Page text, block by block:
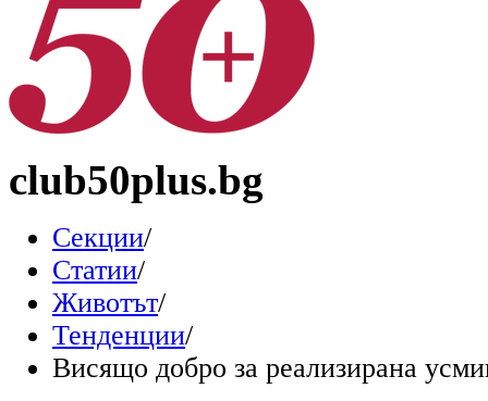
club50plus.bg
Секции/
Статии/
Животът/
Тенденции/
Висящо добро за реализирана